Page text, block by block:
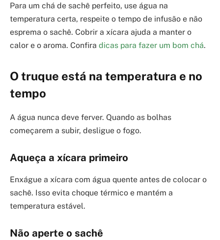
Para um chá de sachê perfeito, use água na
temperatura certa, respeite o tempo de infusão e não
esprema o sachê. Cobrir a xícara ajuda a manter o
calor e o aroma. Confira dicas para fazer um bom chá.
O truque está na temperatura e no
tempo
A água nunca deve ferver. Quando as bolhas
começarem a subir, desligue o fogo.
Aqueça a xícara primeiro
Enxágue a xícara com água quente antes de colocar o
sachê. Isso evita choque térmico e mantém a
temperatura estável.
Não aperte o sachê